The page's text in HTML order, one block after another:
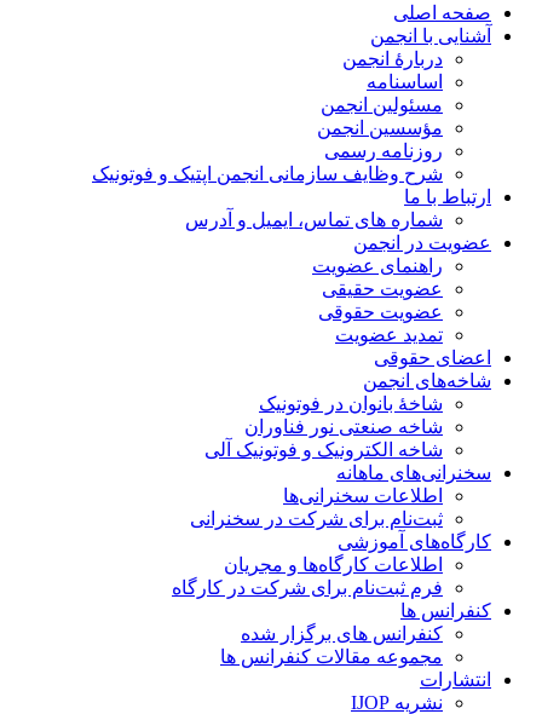
صفحه اصلی
آشنایی با انجمن
دربارۀ انجمن
اساسنامه
مسئولین انجمن
مؤسسین انجمن
روزنامه رسمی
شرح وظایف سازمانی انجمن اپتیک و فوتونیک
ارتباط با ما
شماره های تماس، ایمیل و آدرس
عضویت در انجمن
راهنمای عضویت
عضویت حقیقی
عضویت حقوقی
تمدید عضویت
اعضای حقوقی
شاخه‌های انجمن
شاخۀ بانوان در فوتونیک
شاخه صنعتی نور فناوران
شاخه‌ الکترونیک و فوتونیک آلی
سخنرانی‌های ماهانه
اطلاعات سخنرانی‌‌ها
ثبت‌نام برای شرکت در سخنرانی
کارگاه‌های آموزشی
اطلاعات کارگاه‌ها و مجریان
فرم ثبت‌نام برای شرکت در کارگاه
کنفرانس ها
کنفرانس های برگزار شده
مجموعه مقالات کنفرانس ها
انتشارات
نشریه IJOP